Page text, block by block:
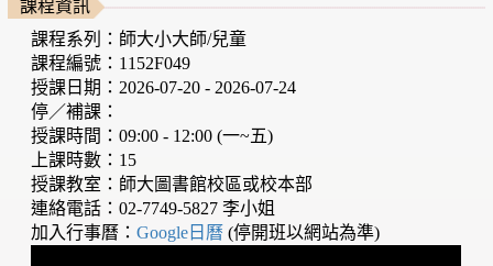
課程資訊
課程系列：師大小大師/兒童
課程編號：1152F049
授課日期：2026-07-20 - 2026-07-24
停／補課：
授課時間：09:00 - 12:00 (一~五)
上課時數：15
授課教室：師大圖書館校區或校本部
連絡電話：02-7749-5827 李小姐
加入行事曆：Google日曆(停開班以網站為準)